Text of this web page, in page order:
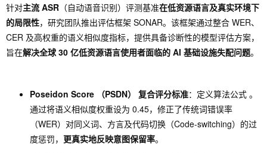
针对主流 ASR （自动语音识别）评测基准在低资源语言及真实环境下
的局限性，研究团队推出评估框架 SONAR。该框架通过整合 WER、
CER 及高权重的语义相似度指标，提供具备诊断性的模型评估方案，
旨在解决全球 30 亿低资源语言使用者面临的 AI 基础设施失配问题。
Poseidon Score （PSDN） 复合评分标准：定义算法公式 。
通过将语义相似度权重设为 0.45，修正了传统词错误率
（WER）对同义词、方言及代码切换（Code-switching）的过
度惩罚， 更真实地反映意图保留率。